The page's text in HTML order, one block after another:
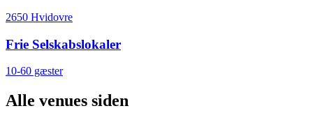
2650 Hvidovre
Frie Selskabslokaler
10-60 gæster
Alle venues siden